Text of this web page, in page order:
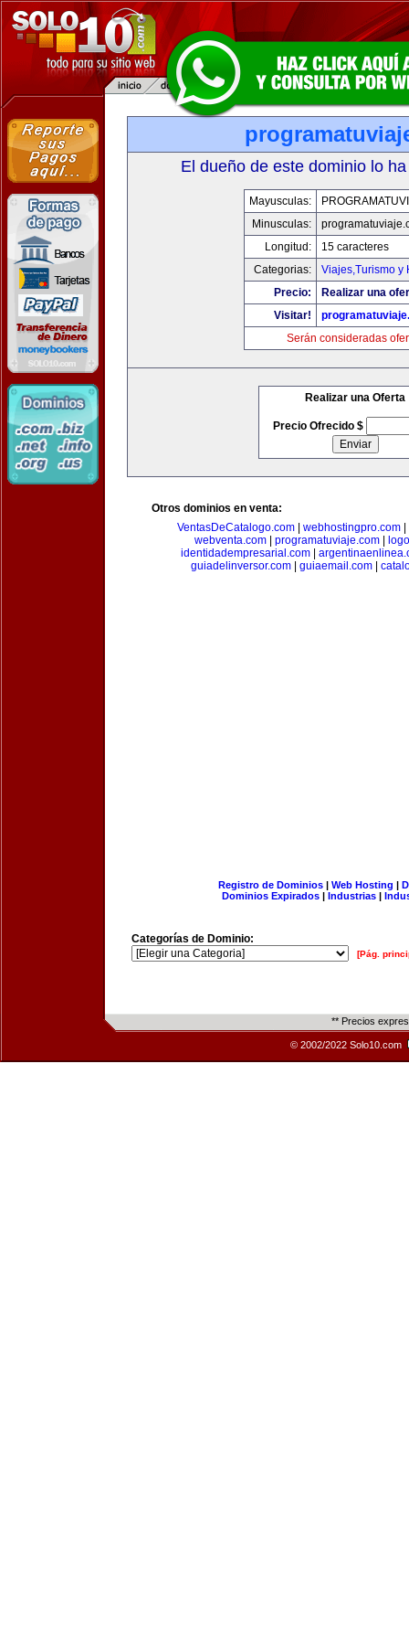
El dueño de este dominio lo
Mayusculas:
Minusculas:
Longitud:
15 caracteres
Categorias:
Viajes,Turismo y
Precio:
Realizar una
Visitar!
Serán consideradas
Realizar una Oferta
Precio Ofrecido $
Otros dominios en venta:
VentasDeCatalogo.com| webhostingpro.com|
webventa.com
programatuviaje.com
identidadempresarial.com
guiadelinversor.com| guiaemail.com|
Registro de Dominios| Web Hosting |
Dominios Expirados | Industrias |
Categorías de Dominio:
[Pág.
** Precios
© 2002/2022 Solo10.com